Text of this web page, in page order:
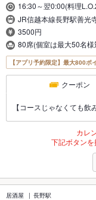
16:30～翌0:00(料理
JR信越本線長野駅善光
3500円
80席(個室は最大50名
【アプリ予約限定】最大800ポ
クーポン
【コースじゃなくても
カレ
下記ボタンを
居酒屋 長野駅